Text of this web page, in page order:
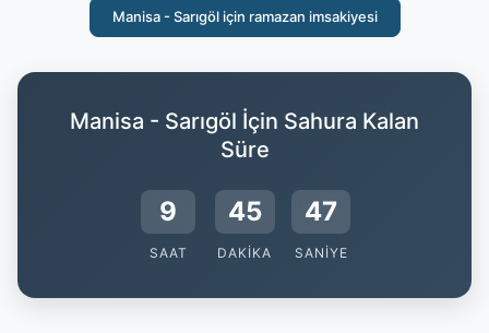
Manisa - Sarıgöl için ramazan imsakiyesi
Manisa - Sarıgöl İçin Sahura Kalan
Süre
9
SAAT
45
DAKIKA
46
SANIYE